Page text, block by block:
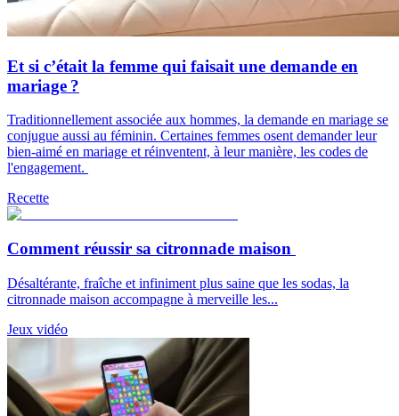
Et si c’était la femme qui faisait une demande en
mariage ?
Traditionnellement associée aux hommes, la demande en mariage se
conjugue aussi au féminin. Certaines femmes osent demander leur
bien-aimé en mariage et réinventent, à leur manière, les codes de
l'engagement.
Recette
Comment réussir sa citronnade maison
Désaltérante, fraîche et infiniment plus saine que les sodas, la
citronnade maison accompagne à merveille les...
Jeux vidéo